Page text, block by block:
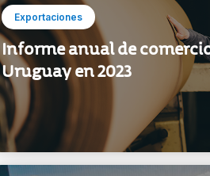
Exportaciones
Informe anual de
Uruguay en 2023